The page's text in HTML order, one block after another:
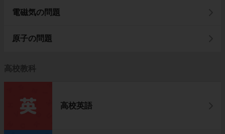
電磁気の問題
原子の問題
高校教科
高校英語